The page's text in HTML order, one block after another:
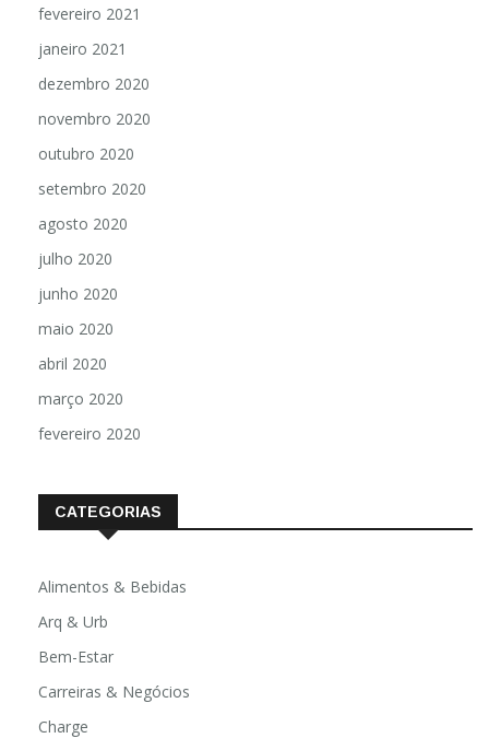
fevereiro 2021
janeiro 2021
dezembro 2020
novembro 2020
outubro 2020
setembro 2020
agosto 2020
julho 2020
junho 2020
maio 2020
abril 2020
março 2020
fevereiro 2020
CATEGORIAS
Alimentos & Bebidas
Arq & Urb
Bem-Estar
Carreiras & Negócios
Charge